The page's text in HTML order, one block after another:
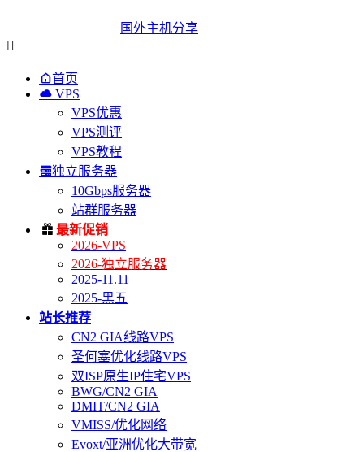
国外主机分享

首页
 VPS
VPS优惠
VPS测评
VPS教程
独立服务器
10Gbps服务器
站群服务器
 最新促销
2026-VPS
2026-独立服务器
2025-11.11
2025-黑五
站长推荐
CN2 GIA线路VPS
圣何塞优化线路VPS
双ISP原生IP住宅VPS
BWG/CN2 GIA
DMIT/CN2 GIA
VMISS/优化网络
Evoxt/亚洲优化大带宽